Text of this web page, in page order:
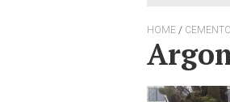
HOME / CEMENTO